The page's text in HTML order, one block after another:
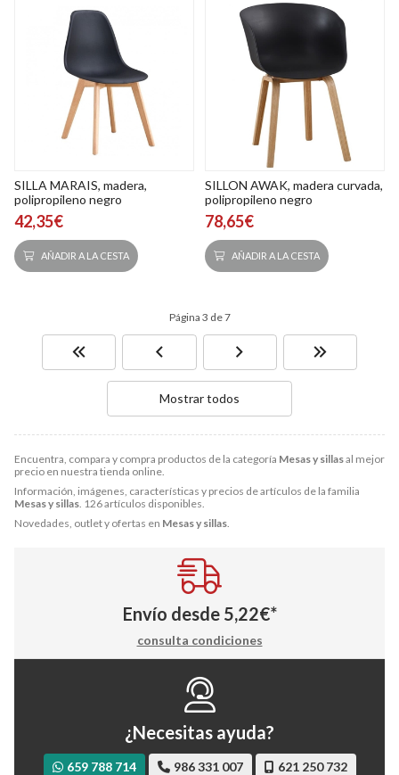
Encuentra, compara y compra productos de la categoría Mesas y sillasal mejor
precio en nuestra tienda online.
Información, imágenes, características y precios de artículos de la familia
Mesas y sillas . 126 artículos disponibles.
Novedades, outlet y ofertas en Mesas y sillas
SILLA MARAIS, madera,
polipropileno negro
42,35€
AÑADIR A LA CESTA
SILLON AWAK, madera curvada,
polipropileno negro
78,65€
AÑADIR A LA CESTA
Página 3 de 7
Mostrar todos
Envío desde 5,22€*
consulta condiciones
¿Necesitas ayuda?
659 788 714 986 331 007
621 250 732